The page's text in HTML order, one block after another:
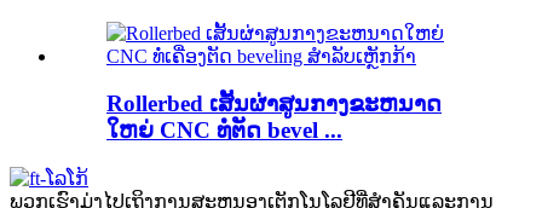
Rollerbed ເສັ້ນຜ່າສູນກາງຂະຫນາດ
ໃຫຍ່ CNC ທໍ່ຕັດ bevel ...
ພວກເຮົາມຸ່ງໄປເຖິງການສະຫນອງເຕັກໂນໂລຢີທີ່ສໍາຄັນແລະການ